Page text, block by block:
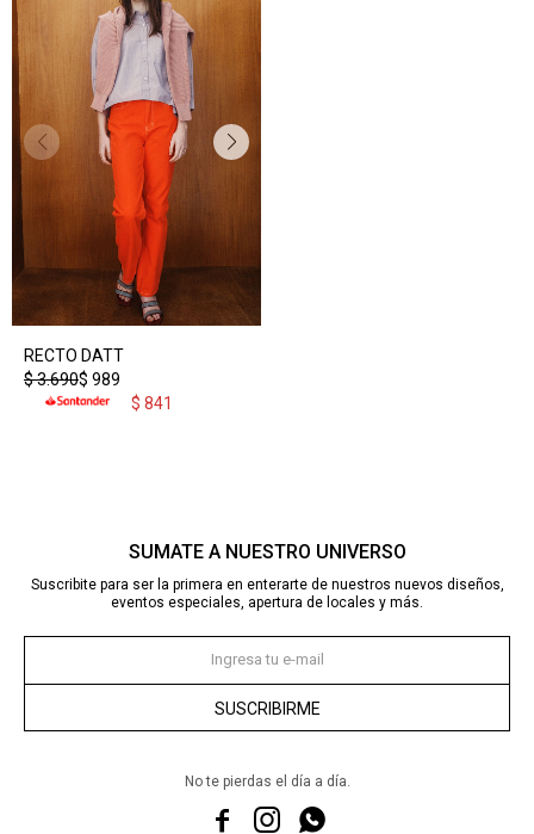
RECTO DATT
$ 989
$3.690
$ 841
SUMATE A NUESTRO UNIVERSO
Suscribite para ser la primera en enterarte de nuestros nuevos diseños,
eventos especiales, apertura de locales y más.
SUSCRIBIRME
No te pierdas el día a día.
  